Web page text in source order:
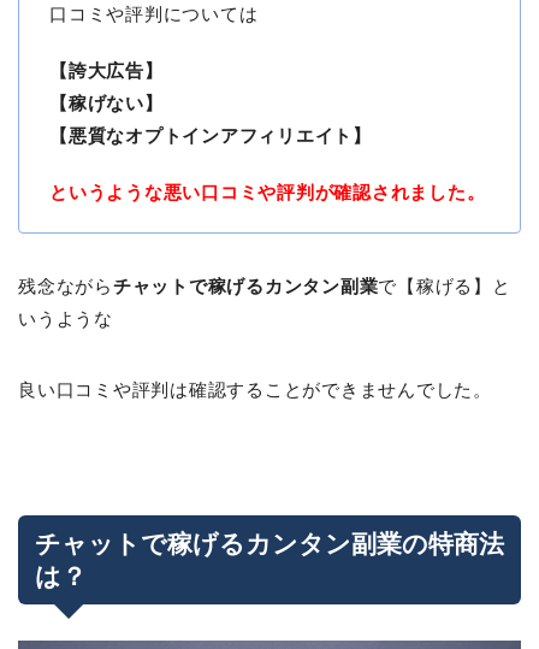
口コミや評判については
【誇大広告】
【稼げない】
【悪質なオプトインアフィリエイト】
というような悪い口コミや評判が確認されました。
残念ながらチャットで稼げるカンタン副業で【稼げる】と
いうような
良い口コミや評判は確認することができませんでした。
チャットで稼げるカンタン副業の特商法
は？